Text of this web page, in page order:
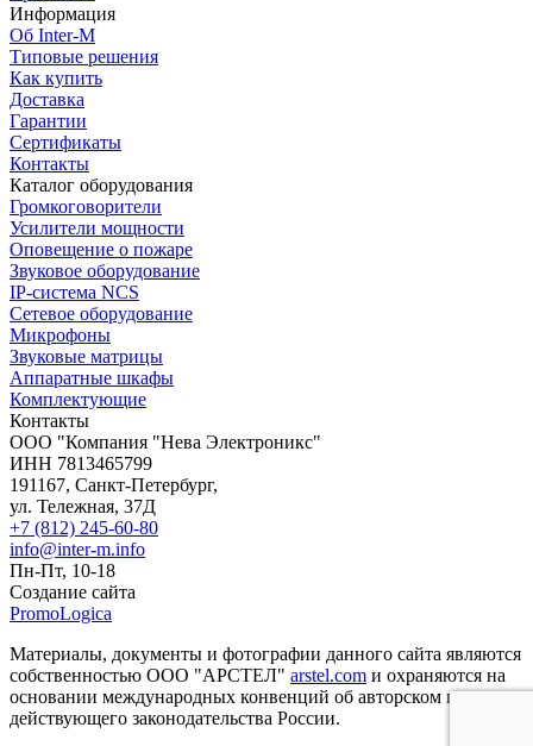
Информация
Об Inter-M
Типовые решения
Как купить
Доставка
Гарантии
Сертификаты
Контакты
Каталог оборудования
Громкоговорители
Усилители мощности
Оповещение о пожаре
Звуковое оборудование
IP-система NCS
Сетевое оборудование
Микрофоны
Звуковые матрицы
Аппаратные шкафы
Комплектующие
Контакты
OOO "Компания "Нева Электроникс"
ИНН 7813465799
191167, Санкт-Петербург,
ул. Тележная, 37Д
+7 (812) 245-60-80
info@inter-m.info
Пн-Пт, 10-18
Создание сайта
PromoLogica
Материалы, документы и фотографии данного сайта являются
собственностью ООО "АРСТЕЛ" arstel.com и охраняются на
основании международных конвенций об авторском праве и
действующего законодательства России.